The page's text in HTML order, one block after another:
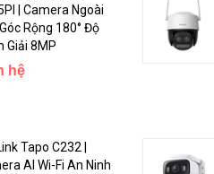
| Camera Ngoài
Rộng 180° Độ
Giải 8MP
hệ
Tapo C232 |
AI Wi-Fi An Ninh